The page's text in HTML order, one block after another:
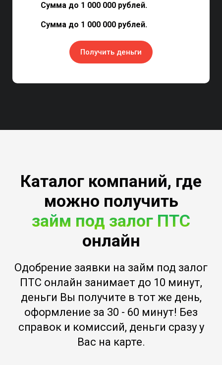
Сумма до 1 000 000 рублей.
Сумма до 1 000 000 рублей.
Получить деньги
Каталог компаний, где
можно получить
займ под залог ПТС
онлайн
Одобрение заявки на займ под залог
ПТС онлайн занимает до 10 минут,
деньги Вы получите в тот же день,
оформление за 30 - 60 минут! Без
справок и комиссий, деньги сразу у
Вас на карте.